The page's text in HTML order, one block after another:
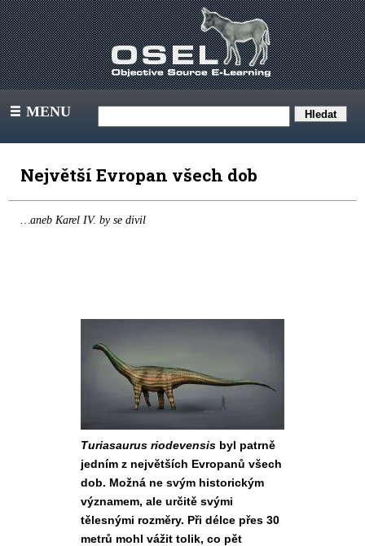
III MENU
Největší Evropan všech dob
…aneb Karel IV. by se divil
Turiasaurus riodevensis byl patrně
jedním z největších Evropanů všech
dob. Možná ne svým historickým
významem, ale určitě svými
tělesnými rozměry. Při délce přes 30
metrů mohl vážit tolik, co pět